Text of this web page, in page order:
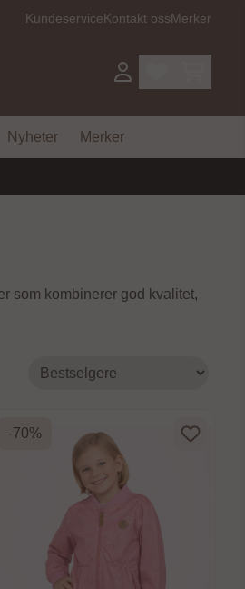
KundeserviceKontakt ossMerker
Nyheter Merker
som kombinerer god kvalitet,
-70%